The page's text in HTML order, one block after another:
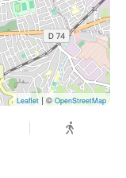
Leaflet | © OpenStreetMap